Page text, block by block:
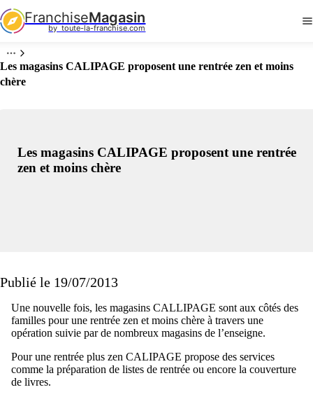
FranchiseMagasin
by  toute-la-franchise.com
Les magasins CALIPAGE proposent une rentrée zen et moins
chère
Les magasins CALIPAGE proposent une rentrée
zen et moins chère
Publié le 19/07/2013
Une nouvelle fois, les magasins CALLIPAGE sont aux côtés des
familles pour une rentrée zen et moins chère à travers une
opération suivie par de nombreux magasins de l’enseigne.
Pour une rentrée plus zen CALIPAGE propose des services
comme la préparation de listes de rentrée ou encore la couverture
de livres.